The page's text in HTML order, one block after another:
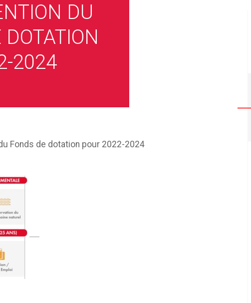
DU
2024
Fonds de dotation pour 2022-2024